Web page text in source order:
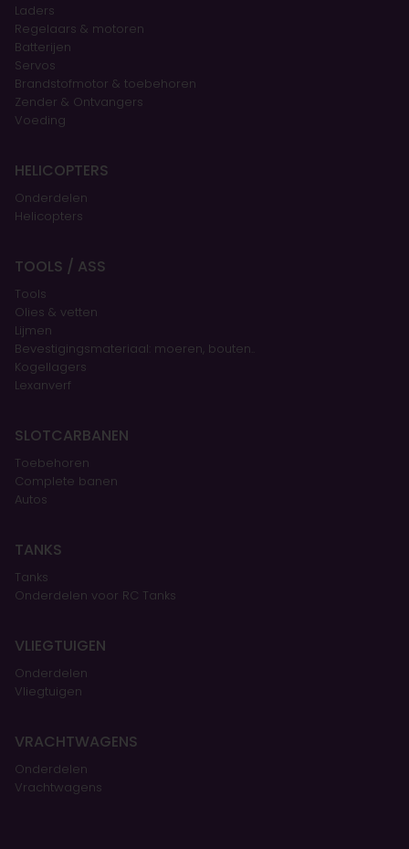
Laders
Regelaars & motoren
Batterijen
Servos
Brandstofmotor & toebehoren
Zender & Ontvangers
Voeding
HELICOPTERS
Onderdelen
Helicopters
TOOLS / ASS
Tools
Olies & vetten
Lijmen
Bevestigingsmateriaal: moeren, bouten..
Kogellagers
Lexanverf
SLOTCARBANEN
Toebehoren
Complete banen
Autos
TANKS
Tanks
Onderdelen voor RC Tanks
VLIEGTUIGEN
Onderdelen
Vliegtuigen
VRACHTWAGENS
Onderdelen
Vrachtwagens